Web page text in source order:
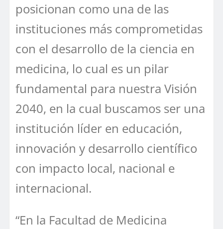
posicionan como una de las
instituciones más comprometidas
con el desarrollo de la ciencia en
medicina, lo cual es un pilar
fundamental para nuestra Visión
2040, en la cual buscamos ser una
institución líder en educación,
innovación y desarrollo científico
con impacto local, nacional e
internacional.
“En la Facultad de Medicina